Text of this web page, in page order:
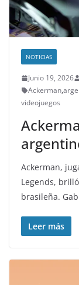
NOTICIAS
Junio 19, 2026
Ackerman,
videojuegos
Ackerman,
Legends,
brasileña.
Leer más